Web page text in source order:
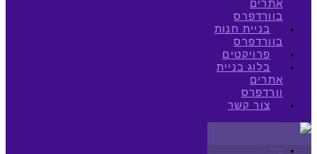
אתרים
בוורדפרס
בניית חנות
בוורדפרס
פרויקטים
בלוג בניית
אתרים
וורדפרס
צור קשר
בית